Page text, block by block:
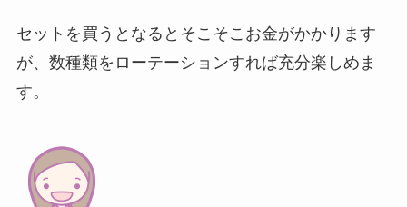
セットを買うとなるとそこそこお金がかかります
が、数種類をローテーションすれば充分楽しめま
す。